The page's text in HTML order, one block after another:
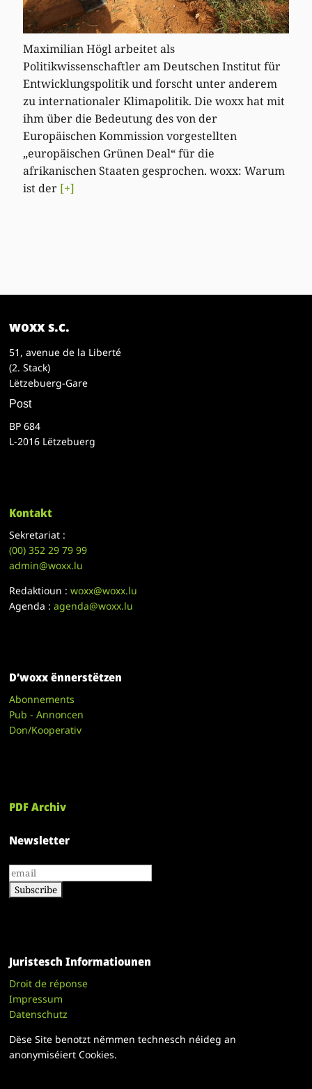
Maximilian Högl arbeitet als
Politikwissenschaftler am Deutschen Institut für
Entwicklungspolitik und forscht unter anderem
zu internationaler Klimapolitik. Die woxx hat mit
ihm über die Bedeutung des von der
Europäischen Kommission vorgestellten
„europäischen Grünen Deal“ für die
afrikanischen Staaten gesprochen. woxx: Warum
ist der [+]
woxx s.c.
51, avenue de la Liberté
(2. Stack)
Lëtzebuerg-Gare
Post
BP 684
L-2016 Lëtzebuerg
Kontakt
Sekretariat :
(00)352 29 79 99
admin@woxx.lu
Redaktioun :woxx@woxx.lu
Agenda :agenda@woxx.lu
D’woxx ënnerstëtzen
Abonnements
Pub - Annoncen
Don/Kooperativ
PDF Archiv
Newsletter
Juristesch Informatiounen
Droit de réponse
Impressum
Datenschutz
Dëse Site benotzt nëmmen technesch néideg an
anonymiséiert Cookies.